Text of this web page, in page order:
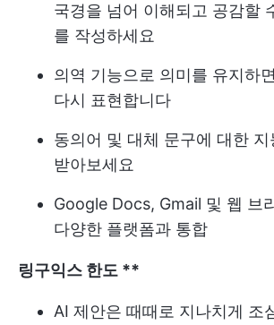
국경을 넘어 이해되고 공감할
를 작성하세요
의역 기능으로 의미를 유지하
다시 표현합니다
동의어 및 대체 문구에 대한
받아보세요
Google Docs, Gmail 및 웹 브
다양한 플랫폼과 통합
링구익스 한도 **
AI 제안은 때때로 지나치게 조